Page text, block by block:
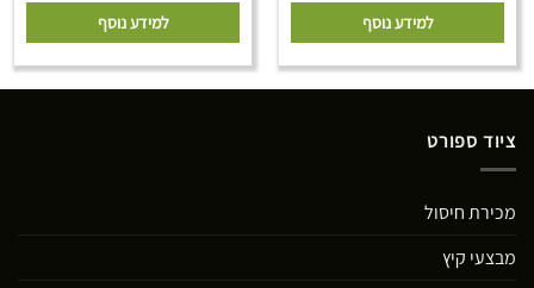
למידע נוסף למידע נוסף
ציוד ספורט
מכירת חיסול
מבצעי קיץ